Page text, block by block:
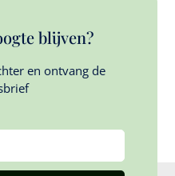
blijven?
en ontvang de